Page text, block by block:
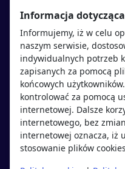
Kandydaci
Regulamin kandydata
Oferty pracy
Pracodawcy
Informacja
Informujemy, iż w celu
naszym serwisie,
indywidualnych potrzeb
zapisanych za pomocą
końcowych
kontrolować za pomocą
internetowej. Dalsze
internetowego, bez
internetowej oznacza, iż
stosowanie plików